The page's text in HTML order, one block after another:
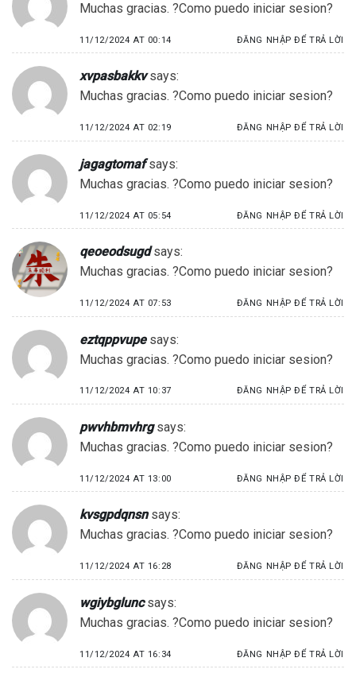
Muchas gracias. ?Como puedo iniciar sesion?
11/12/2024 AT 00:14 ĐĂNG NHẬP ĐỂ TRẢ LỜI
xvpasbakkv says:
Muchas gracias. ?Como puedo iniciar sesion?
11/12/2024 AT 02:19 ĐĂNG NHẬP ĐỂ TRẢ LỜI
jagagtomaf says:
Muchas gracias. ?Como puedo iniciar sesion?
11/12/2024 AT 05:54 ĐĂNG NHẬP ĐỂ TRẢ LỜI
qeoeodsugd says:
Muchas gracias. ?Como puedo iniciar sesion?
11/12/2024 AT 07:53 ĐĂNG NHẬP ĐỂ TRẢ LỜI
eztqppvupe says:
Muchas gracias. ?Como puedo iniciar sesion?
11/12/2024 AT 10:37 ĐĂNG NHẬP ĐỂ TRẢ LỜI
pwvhbmvhrg says:
Muchas gracias. ?Como puedo iniciar sesion?
11/12/2024 AT 13:00 ĐĂNG NHẬP ĐỂ TRẢ LỜI
kvsgpdqnsn says:
Muchas gracias. ?Como puedo iniciar sesion?
11/12/2024 AT 16:28 ĐĂNG NHẬP ĐỂ TRẢ LỜI
wgiybglunc says:
Muchas gracias. ?Como puedo iniciar sesion?
11/12/2024 AT 16:34 ĐĂNG NHẬP ĐỂ TRẢ LỜI